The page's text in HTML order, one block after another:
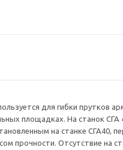
для гибки прутков
площадках. На станок
на станке СГА40,
прочности. Отсутствие на